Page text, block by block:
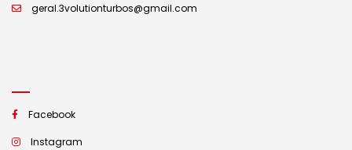
geral.3volutionturbos@gmail.com
Facebook
Instagram